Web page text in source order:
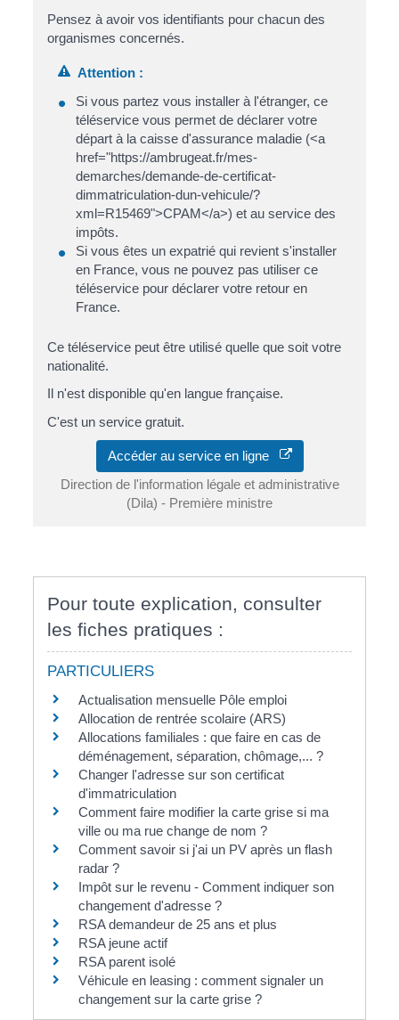
Pensez à avoir vos identifiants pour chacun des
organismes concernés.
Attention :
Si vous partez vous installer à l'étranger, ce
téléservice vous permet de déclarer votre
départ à la caisse d'assurance maladie (<a
href="https://ambrugeat.fr/mes-
demarches/demande-de-certificat-
dimmatriculation-dun-vehicule/?
xml=R15469">CPAM</a>) et au service des
impôts.
Si vous êtes un expatrié qui revient s'installer
en France, vous ne pouvez pas utiliser ce
téléservice pour déclarer votre retour en
France.
Ce téléservice peut être utilisé quelle que soit votre
nationalité.
Il n'est disponible qu'en langue française.
C'est un service gratuit.
Accéder au service en ligne
Direction de l'information légale et administrative
(Dila) - Première ministre
Pour toute explication, consulter
les fiches pratiques :
PARTICULIERS
Actualisation mensuelle Pôle emploi
Allocation de rentrée scolaire (ARS)
Allocations familiales : que faire en cas de
déménagement, séparation, chômage,... ?
Changer l'adresse sur son certificat
d'immatriculation
Comment faire modifier la carte grise si ma
ville ou ma rue change de nom ?
Comment savoir si j'ai un PV après un flash
radar ?
Impôt sur le revenu - Comment indiquer son
changement d'adresse ?
RSA demandeur de 25 ans et plus
RSA jeune actif
RSA parent isolé
Véhicule en leasing : comment signaler un
changement sur la carte grise ?